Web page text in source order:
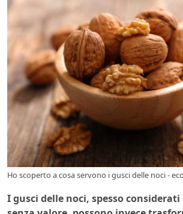
Ho scoperto a cosa servono i gusci delle noci -
I gusci delle noci, spesso